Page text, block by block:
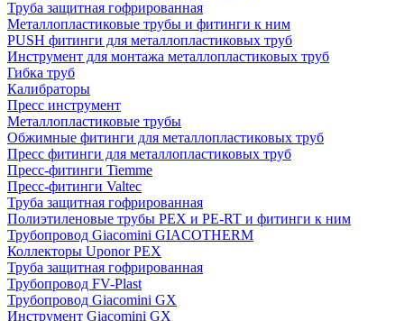
Труба защитная гофрированная
Металлопластиковые трубы и фитинги к ним
PUSH фитинги для металлопластиковых труб
Инструмент для монтажа металлопластиковых труб
Гибка труб
Калибраторы
Пресс инструмент
Металлопластиковые трубы
Обжимные фитинги для металлопластиковых труб
Пресс фитинги для металлопластиковых труб
Пресс-фитинги Tiemme
Пресс-фитинги Valtec
Труба защитная гофрированная
Полиэтиленовые трубы PEX и PE-RT и фитинги к ним
Трубопровод Giacomini GIACOTHERM
Коллекторы Uponor PEX
Труба защитная гофрированная
Трубопровод FV-Plast
Трубопровод Giacomini GX
Инструмент Giacomini GX